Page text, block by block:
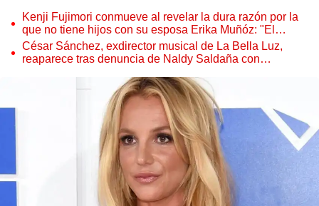
Kenji Fujimori conmueve al revelar la dura razón por la
que no tiene hijos con su esposa Erika Muñóz: "El
proceso judicial"
César Sánchez, exdirector musical de La Bella Luz,
reaparece tras denuncia de Naldy Saldaña con